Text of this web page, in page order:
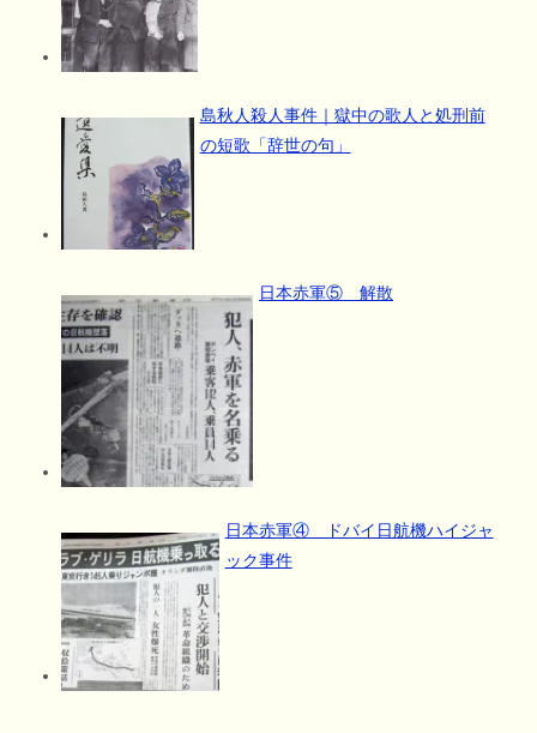
島秋人殺人事件｜獄中の歌人と処刑前
の短歌「辞世の句」
日本赤軍⑤ 解散
日本赤軍④ ドバイ日航機ハイジャ
ック事件